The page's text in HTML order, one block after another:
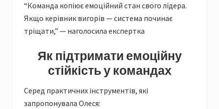
“Команда копіює емоційний стан свого лідера.
Якщо керівник вигорів — система починає
тріщати,” — наголосила експертка
Як підтримати емоційну
стійкість у командах
Серед практичних інструментів, які
запропонувала Олеся: